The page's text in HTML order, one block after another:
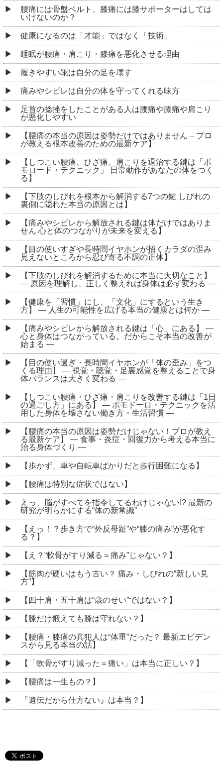
腰痛には骨盤ベルト、膝痛には膝サポーターはしては
いけないのか？
健康になるのは「才能」ではなく「技術」
睡眠が腰痛・肩こり・膝痛を悪化させる理由
履きやすい靴は自分の足を壊す
痛みやシビレは自分の体を守ってくれる味方
足首の捻挫をしたことがある人は腰痛や膝痛や肩こり
が悪化しやすい
【腰痛の本当の原因は姿勢だけではありません – プロ
が教える根本改善のための最新ケア】
【しつこい腰痛、ひざ痛、肩こりを退治する鍵は「ポ
モロード・テクニック」 日常動作があなたの体をつく
る】
【下肢のしびれを根本から解消する7つの鍵 しびれの
裏側に隠れた本当の原因とは】
【痛みやシビレから解放される鍵は体だけではありま
せん 心と体のつながりが未来を変える】
【目の使いすぎや長時間イヤホンが招くカラダの歪み
見えないところから忍び寄る不調の正体】
【下肢のしびれを解消するために本当に大切なこと】
― 原因を理解し、正しく整えれば身体は必ず変わる ―
【健康を「習慣」にし、「文化」にするという生き
方】 ― 人生の可能性を広げる本当の健康とは何か ―
【痛みやシビレから解放される鍵は「心」にある】 ―
心と身体はつながっている。だからこそ本当の改善が
始まる ―
【目の使い過ぎ・長時間イヤホンが「体の歪み」をつ
くる理由】 ― 視覚・聴覚・足裏感覚を整えることで身
体バランスは大きく変わる ―
【しつこい腰痛・ひざ痛・肩こりを改善する鍵は「1日
の過ごし方」にある】 ― ポモドーロ・テクニックを活
用した身体を壊さない働き方・生活習慣 ―
【腰痛の本当の原因は姿勢だけじゃない！プロが教え
る最新ケア】 ― 食事・炎症・回復力から考える本当に
治る身体づくり ―
【歩かず、車や自転車ばかりだと歩行困難になる】
【腰痛は特別な症状ではない】
えっ、脳がすべてを指令してるわけじゃない!? 最新の
研究が明らかにする“体の新常識”
【えっ！？歩き方で“外反母趾”や“膝の痛み”が悪化す
る？】
【え？“軟骨がすり減る＝痛み”じゃない？】
【筋肉が硬いはもう古い？ 痛み・しびれの“新しい見
方”】
【四十肩・五十肩は“歳のせい”ではない？】
【膝だけ鍛えても膝は守れない？】
【腰痛・膝痛の真犯人は“体重”だった？ 最新エビデン
スから見る本当の話】
【「軟骨がすり減った＝痛い」は本当に正しい？】
【腰痛は一生もの？】
『遺伝だから仕方ない』は本当？】